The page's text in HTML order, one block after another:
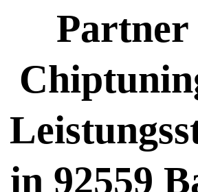
in 92559